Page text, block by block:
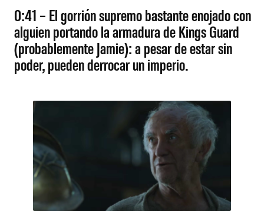
0:41 – El gorrión supremo bastante enojado con
alguien portando la armadura de Kings Guard
(probablemente Jamie): a pesar de estar sin
poder, pueden derrocar un imperio.